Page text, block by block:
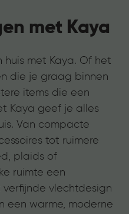
met Kaya
huis met Kaya. Of het
die je graag binnen
items die een
Kaya geef je alles
Van compacte
tot ruimere
plaids of
ruimte een
verfijnde vlechtdesign
een warme, moderne